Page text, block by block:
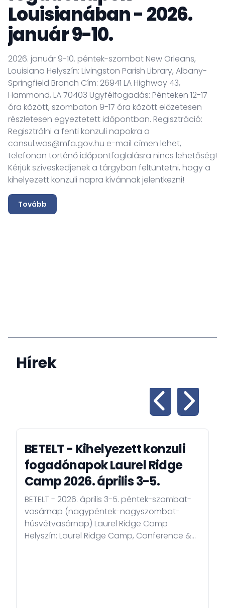
Louisianában - 2026.
január 9-10.
2026. január 9-10. péntek-szombat New Orleans,
Louisiana Helyszín: Livingston Parish Library, Albany-
Springfield Branch Cím: 26941 LA Highway 43,
Hammond, LA 70403 Ügyfélfogadás: Pénteken 12-17
óra között, szombaton 9-17 óra között előzetesen
részletesen egyeztetett időpontban. Regisztráció:
Regisztrálni a fenti konzuli napokra a
consul.was@mfa.gov.hu e-mail címen lehet,
telefonon történő időpontfoglalásra nincs lehetőség!
Kérjük szíveskedjenek a tárgyban feltüntetni, hogy a
kihelyezett konzuli napra kívánnak jelentkezni!
Tovább
Hírek
BETELT - Kihelyezett konzuli
fogadónapok Laurel Ridge
Camp 2026. április 3-5.
BETELT - 2026. április 3-5. péntek-szombat-
vasárnap (nagypéntek-nagyszombat-
húsvétvasárnap) Laurel Ridge Camp
Helyszín: Laurel Ridge Camp, Conference &